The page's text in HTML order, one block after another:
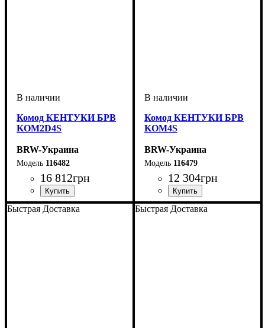
Комод КЕНТУКИ БРВ
KOM2D4S
BRW-Украина
116482
16 812грн
ширина, мм: 1545
высота, мм: 905
глубина, мм: 445
Комод КЕНТУКИ БРВ
KOM4S
BRW-Украина
116479
12 304грн
ширина, мм: 945
высота, мм: 905
глубина, мм: 445
Быстрая Доставка Быстрая Доставка